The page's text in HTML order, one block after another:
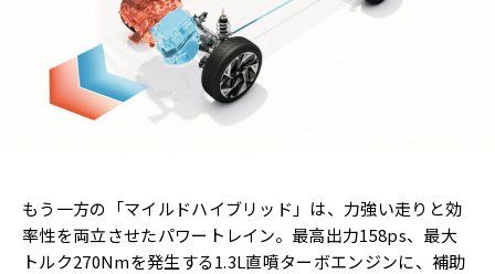
もう一方の「マイルドハイブリッド」は、力強い走りと効
率性を両立させたパワートレイン。最高出力158ps、最大
トルク270Nmを発生する1.3L直噴ターボエンジンに、補助